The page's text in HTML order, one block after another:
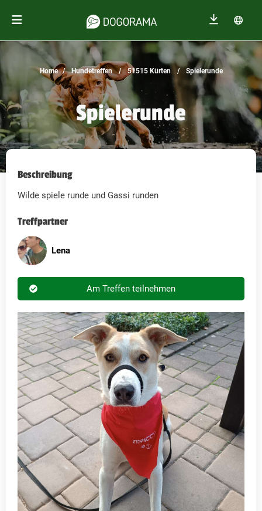
Home Hundetreffen 51515 Kürten Spielerunde
Spielerunde
Beschreibung
Wilde spiele runde und Gassi runden
Treffpartner
Lena
Am Treffen teilnehmen